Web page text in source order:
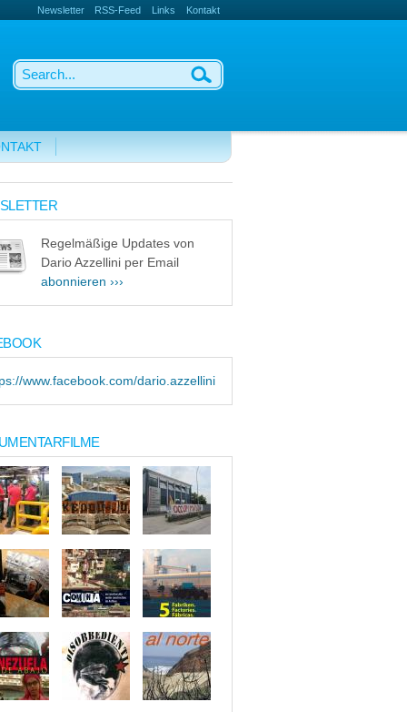
Newsletter RSS-Feed Links Kontakt
Regelmäßige Updates von
Dario Azzellini per Email
abonnieren ›››
www.facebook.com/dario.azzellini